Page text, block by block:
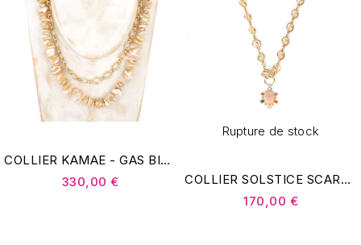
COLLIER KAMAE - GAS BIJOUX
330,00 €
Rupture de stock
COLLIER SOLSTICE SCARA - GAS BIJOUX
170,00 €